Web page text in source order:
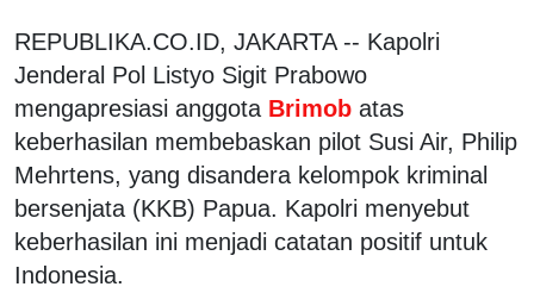
REPUBLIKA.CO.ID, JAKARTA -- Kapolri
Jenderal Pol Listyo Sigit Prabowo
mengapresiasi anggota Brimob atas
keberhasilan membebaskan pilot Susi Air, Philip
Mehrtens, yang disandera kelompok kriminal
bersenjata (KKB) Papua. Kapolri menyebut
keberhasilan ini menjadi catatan positif untuk
Indonesia.